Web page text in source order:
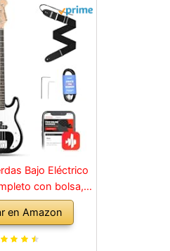
Bajo Eléctrico
con bolsa,
y cable de
DPB-510B)
en Amazon